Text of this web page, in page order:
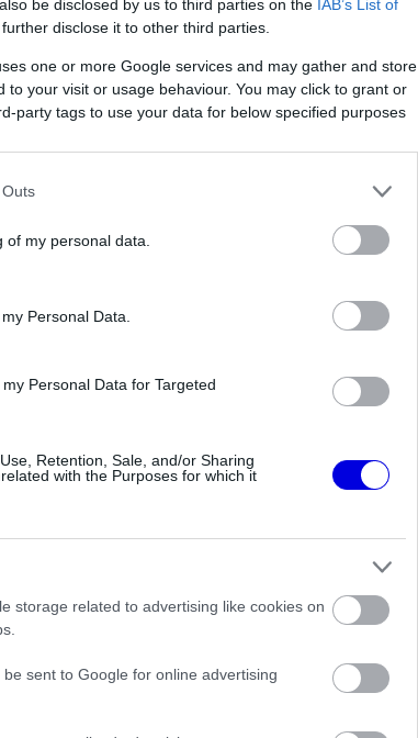
be disclosed by us to third parties on the IAB’s List of
disclose it to other third parties.
one or more Google services and may gather and store
to your visit or usage behaviour. You may click to grant or
party tags to use your data for below specified purposes
my personal data.
Personal Data.
Personal Data for Targeted
Retention, Sale, and/or Sharing
with the Purposes for which it
storage related to advertising like cookies on
sent to Google for online advertising
Komoly döntést hozott a Ferrari,
miközben a Red Bullnál